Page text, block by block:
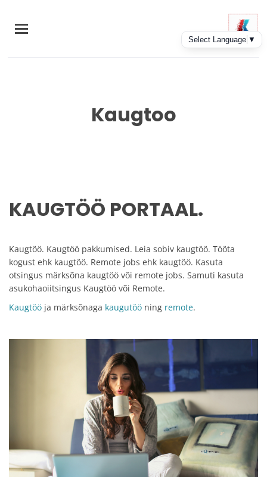
main
Kaugtoo
KAUGTÖÖ PORTAAL.
Kaugtöö. Kaugtöö pakkumised. Leia sobiv kaugtöö. Tööta
kogust ehk kaugtöö. Remote jobs ehk kaugtöö. Kasuta
otsingus märksõna kaugtöö või remote jobs. Samuti kasuta
asukohaoiitsingus Kaugtöö või Remote.
Kaugtöö ja märksõnaga kaugutöö ning remote.